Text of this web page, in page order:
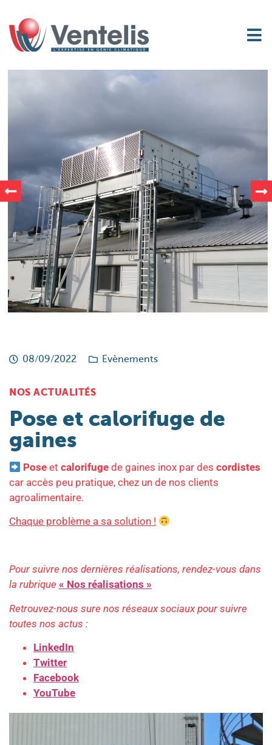
L'EXPERTISE EN
GÉNIE CLIMATIQUE
08/09/2022 Evènements
NOS ACTUALITÉS
Pose et calorifuge de
gaines
Pose etcalorifuge de gaines inox par descordistes
car accès peu pratique, chez un de nos clients
agroalimentaire.
Chaque problème a sa solution !
Pour suivre nos dernières réalisations, rendez-vous dans
la rubrique « Nos réalisations »
Retrouvez-nous sure nos réseaux sociaux pour suivre
toutes nos actus :
LinkedIn
Twitter
Facebook
YouTube